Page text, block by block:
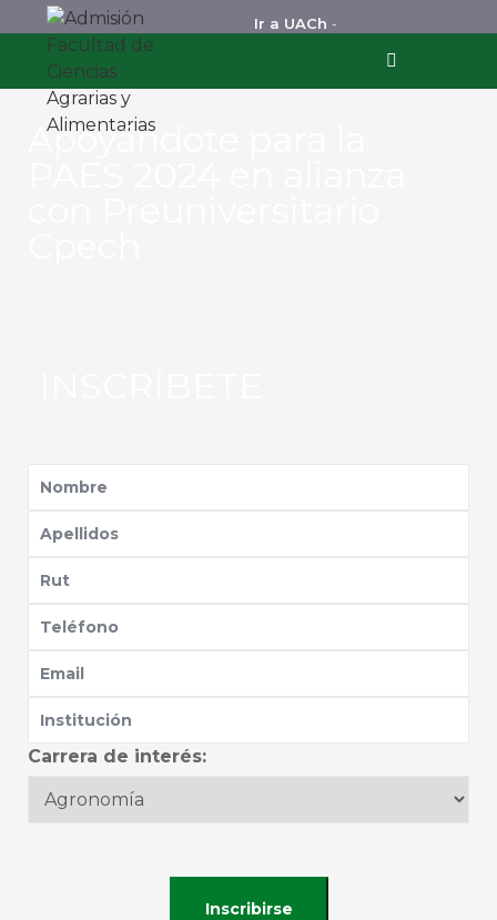
Ir a UACh -
Apoyándote para la
Carrera de interés: